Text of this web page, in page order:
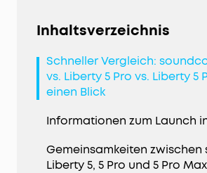
Inhaltsverzeichnis
Schneller Vergleich:
vs. Liberty 5 Pro vs. Liberty 5
einen Blick
Informationen zum Launch
Gemeinsamkeiten
Liberty 5, 5 Pro und 5 Pro Max